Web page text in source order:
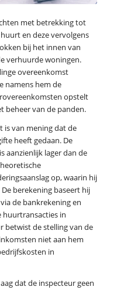
met betrekking tot
en deze vervolgens
bij het innen van
verhuurde woningen.
overeenkomst
namens hem de
opstelt
beheer van de panden.
is van mening dat de
heeft gedaan. De
aanzienlijk lager dan de
op, waarin hij
berekening baseert hij
de bankrekening en
huurtransacties in
betwist de stelling van de
niet aan hem
in
dat de inspecteur geen